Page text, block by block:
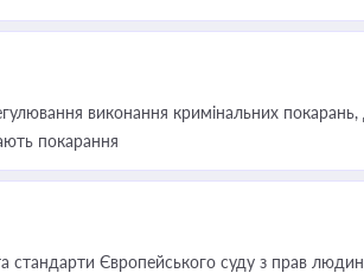
виконання кримінальних покарань,
покарання
стандарти Європейського суду з прав